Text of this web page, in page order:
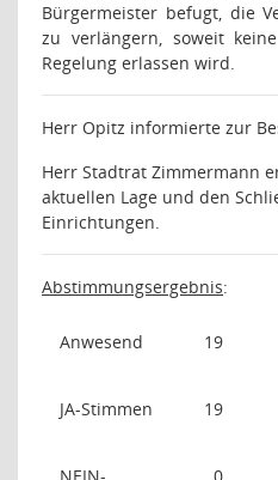
Bürgermeister befugt, die
zu verlängern, soweit
Regelung erlassen wird.
Herr Opitz informierte zur
Herr Stadtrat Zimmermann
aktuellen Lage und den
Einrichtungen.
Abstimmungsergebnis:
Anwesend 19
JA-Stimmen 19